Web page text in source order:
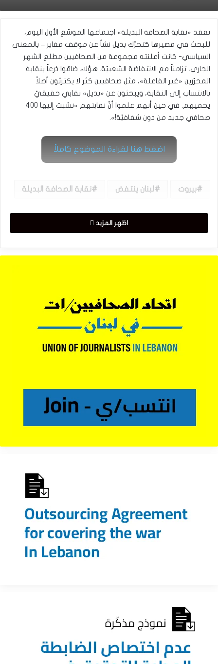
تعقد «نقابة الصحافة البديلة» اجتماعها الموسّع الأول اليوم،
للبحث في مصيرها كتحرّك بديل نشأ عن موقف مغاير – بالمعنى
السياسي- كانت أعلنته مجموعة من الصحافيين مطلع الشهر
الجاري، تزامناً مع الانتفاضة الشعبيّة. هؤلاء ضاقوا ذرعاً بنقابة
المحرّرين «غير الفاعلة»، مثل صحافيين كثر لا يكترثون أصلاً
بالانتساب إلى النقابة، ويبحثون عن «بديل» نقابي حقيقيّ
يحميهم. في حين أنهم علموا أنّ نقابتهم «نسّبت إليها 400
صحافي جديد من دون شفافيّة!».
اضغط هنا لقراءة الموضوع كاملاً
بيروت لبنان ينتفض نقابة الصحافة البديلة
اظهر المزيد